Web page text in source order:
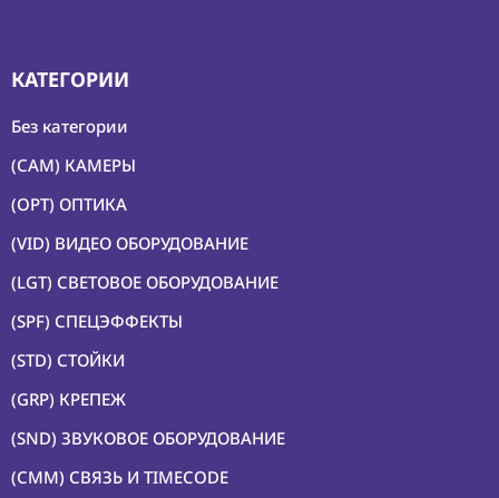
КАТЕГОРИИ
Без категории
(CAM) КАМЕРЫ
(OPT) ОПТИКА
(VID) ВИДЕО ОБОРУДОВАНИЕ
(LGT) СВЕТОВОЕ ОБОРУДОВАНИЕ
(SPF) СПЕЦЭФФЕКТЫ
(STD) СТОЙКИ
(GRP) КРЕПЕЖ
(SND) ЗВУКОВОЕ ОБОРУДОВАНИЕ
(CMM) СВЯЗЬ И TIMECODE